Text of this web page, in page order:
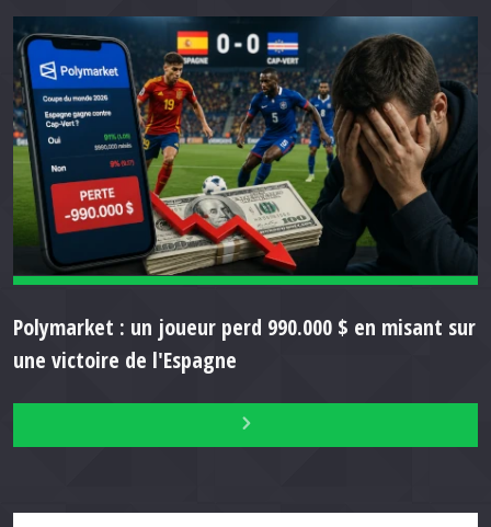
Polymarket : un joueur perd 990.000 $ en misant sur
une victoire de l'Espagne